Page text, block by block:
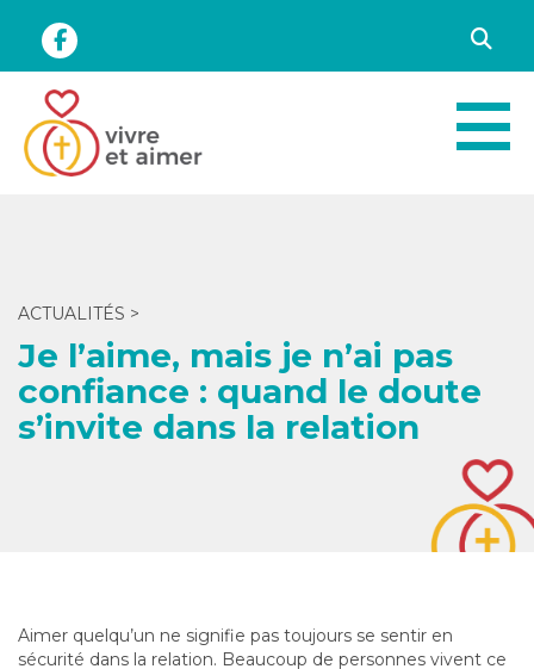
ACTUALITÉS >
Je l’aime, mais je n’ai pas
confiance : quand le doute
s’invite dans la relation
Aimer quelqu’un ne signifie pas toujours se sentir en
sécurité dans la relation. Beaucoup de personnes vivent ce